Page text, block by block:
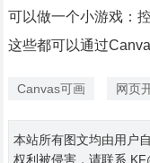
可以做一个小游戏：
这些都可以通过
Canvas可画 网页
本站所有图文均由用户
权利被侵害，请联系